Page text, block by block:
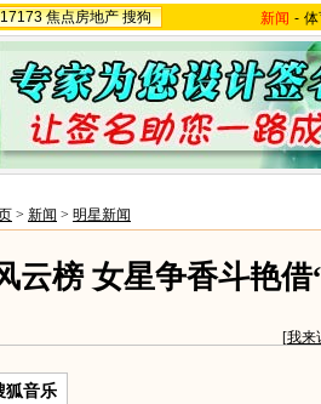
17173 焦点房地产 搜狗 新闻 -
> 新闻 > 明星新闻
云榜 女星争香斗艳借
[我来
狐音乐